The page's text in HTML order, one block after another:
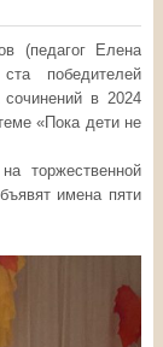
(педагог Елена
победителей
сочинений в 2024
«Пока дети не
торжественной
имена пяти